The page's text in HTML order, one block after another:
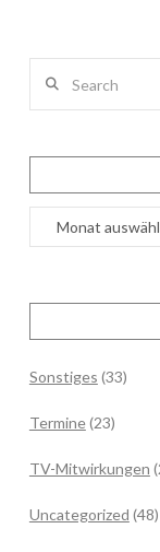
Archiv
Sonstiges (33)
Termine(23)
TV-Mitwirkungen
Uncategorized (48)